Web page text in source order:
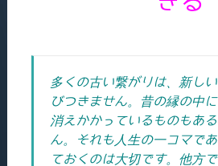
多くの古い繋がりは、新し
びつきません。昔の縁の中
消えかかっているものもあ
ん。それも人生の一コマで
ておくのは大切です。他方